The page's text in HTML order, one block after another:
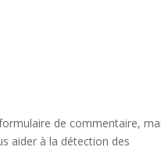
de commentaire,
aider à la détection des